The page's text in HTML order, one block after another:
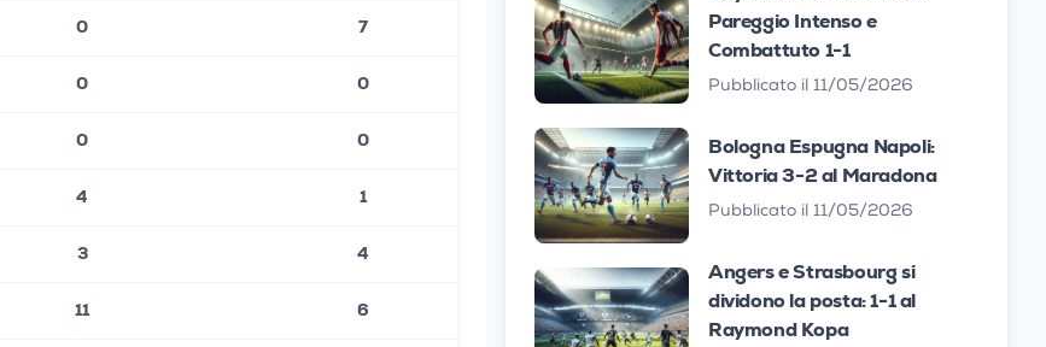
0 7
0 0
0 0
4 1
3 4
11 6
Pareggio Intenso e
Combattuto 1-1
Pubblicato il 11/05/2026
Bologna Espugna Napoli:
Vittoria 3-2 al Maradona
Pubblicato il 11/05/2026
Angers e Strasbourg si
dividono la posta: 1-1 al
Raymond Kopa